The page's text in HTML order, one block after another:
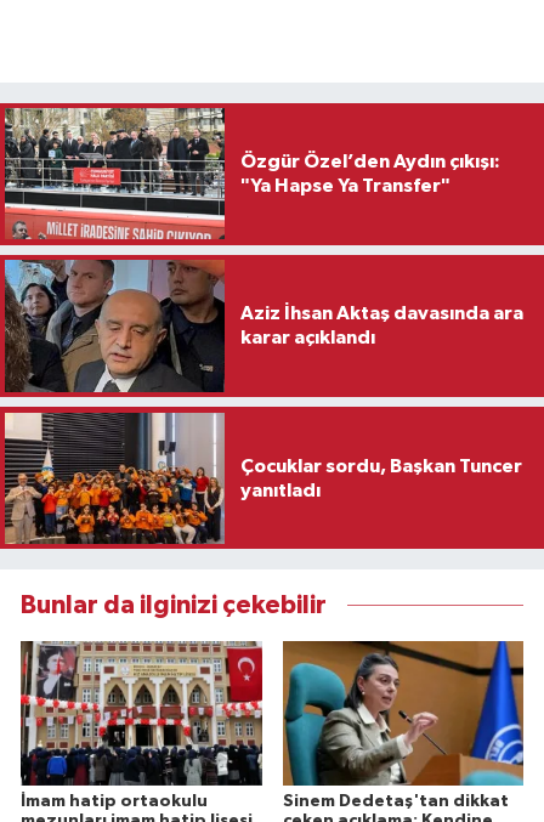
Özgür Özel’den Aydın çıkışı:
"Ya Hapse Ya Transfer"
Aziz İhsan Aktaş davasında ara
karar açıklandı
Çocuklar sordu, Başkan Tuncer
yanıtladı
Bunlar da ilginizi çekebilir
İmam hatip ortaokulu
Sinem Dedetaş'tan dikkat